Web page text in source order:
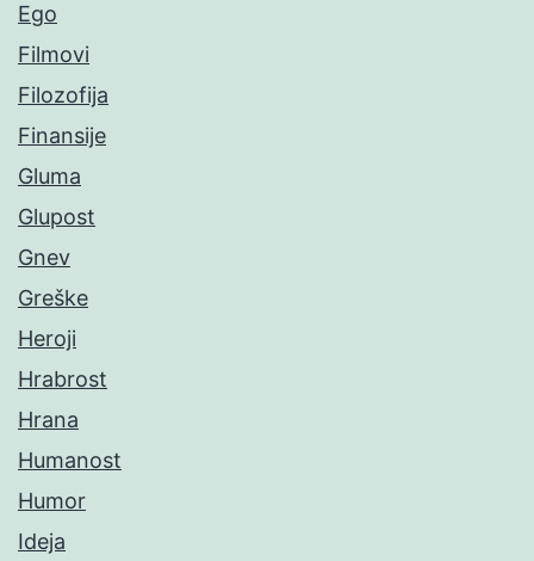
Ego
Filmovi
Filozofija
Finansije
Gluma
Glupost
Gnev
Greške
Heroji
Hrabrost
Hrana
Humanost
Humor
Ideja